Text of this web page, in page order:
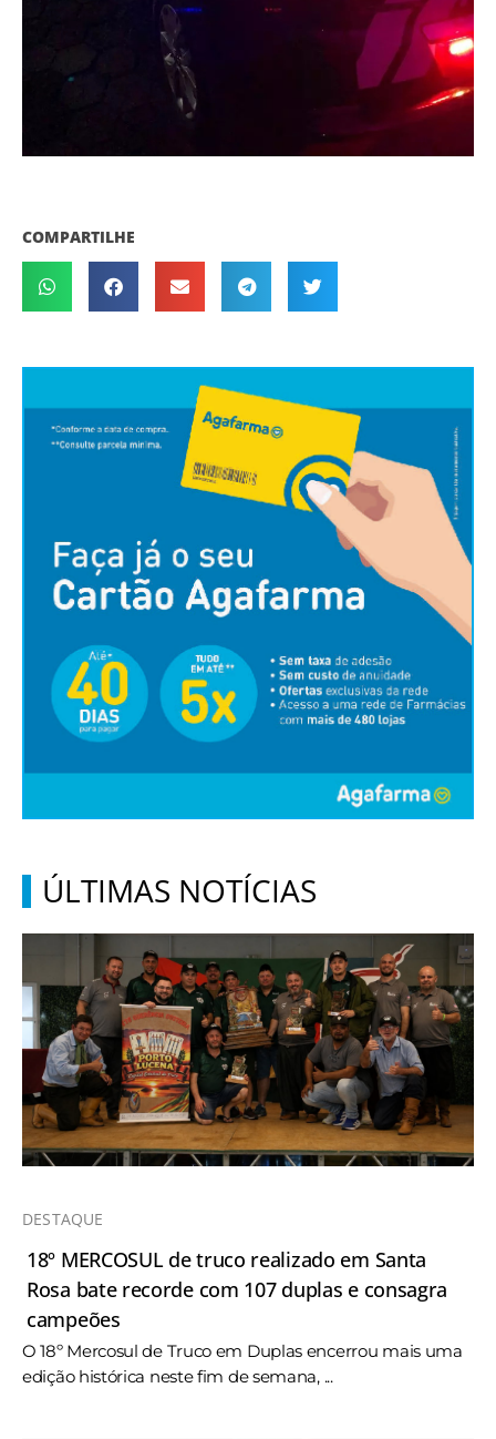
COMPARTILHE
ÚLTIMAS NOTÍCIAS
DESTAQUE
18º MERCOSUL de truco realizado em Santa
Rosa bate recorde com 107 duplas e consagra
campeões
O 18º Mercosul de Truco em Duplas encerrou mais uma
edição histórica neste fim de semana, ...